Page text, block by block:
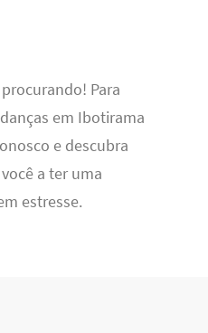
Para
em Ibotirama
e descubra
a ter uma
estresse.